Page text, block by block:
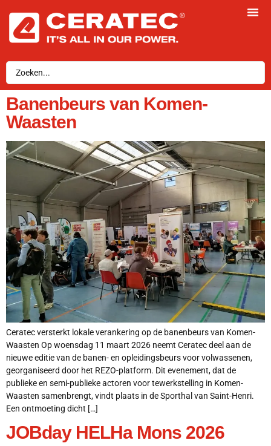
Banenbeurs van Komen-
Waasten
Ceratec versterkt lokale verankering op de banenbeurs van Komen-
Waasten Op woensdag 11 maart 2026 neemt Ceratec deel aan de
nieuwe editie van de banen- en opleidingsbeurs voor volwassenen,
georganiseerd door het REZO-platform. Dit evenement, dat de
publieke en semi-publieke actoren voor tewerkstelling in Komen-
Waasten samenbrengt, vindt plaats in de Sporthal van Saint-Henri.
Een ontmoeting dicht […]
JOBday HELHa Mons 2026